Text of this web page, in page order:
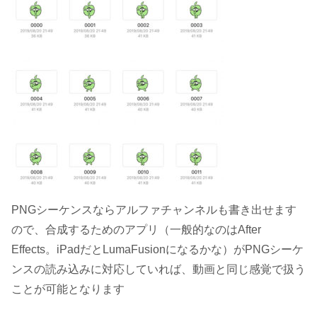
PNGシーケンスならアルファチャンネルも書き出せます
ので、合成するためのアプリ（一般的なのはAfter
Effects。iPadだとLumaFusionになるかな）がPNGシーケ
ンスの読み込みに対応していれば、動画と同じ感覚で扱う
ことが可能となります